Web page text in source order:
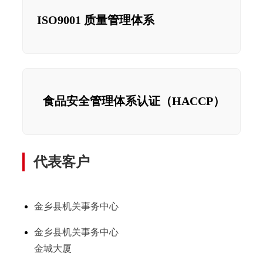
ISO9001 质量管理体系
食品安全管理体系认证（HACCP）
代表客户
金乡县机关事务中心
金乡县机关事务中心
金城大厦